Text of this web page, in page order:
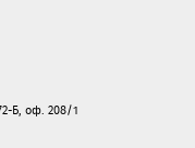
Б, оф. 208/1